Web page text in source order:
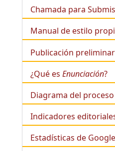
Chamada para
Manual de estilo
Publicación preliminar
¿Qué es Enunciación?
Diagrama del
Indicadores
Estadísticas de Google